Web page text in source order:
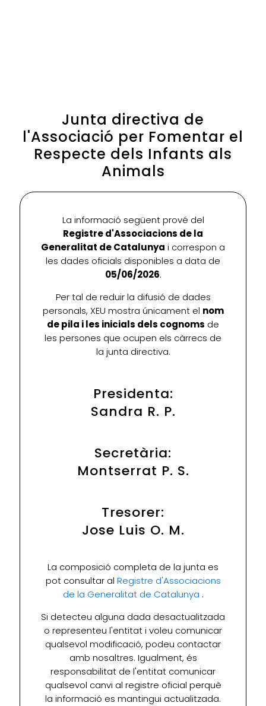
Junta directiva de
l'Associació per Fomentar el
Respecte dels Infants als
Animals
La informació següent prové del
Registre d'Associacions de la
Generalitat de Catalunya i correspon a
les dades oficials disponibles a data de
05/06/2026.
Per tal de reduir la difusió de dades
personals, XEU mostra únicament el nom
de pila i les inicials dels cognoms de
les persones que ocupen els càrrecs de
la junta directiva.
Presidenta:
Sandra R. P.
Secretària:
Montserrat P. S.
Tresorer:
Jose Luis O. M.
La composició completa de la junta es
pot consultar al Registre d'Associacions
de la Generalitat de Catalunya .
Si detecteu alguna dada desactualitzada
o representeu l'entitat i voleu comunicar
qualsevol modificació, podeu contactar
amb nosaltres. Igualment, és
responsabilitat de l'entitat comunicar
qualsevol canvi al registre oficial perquè
la informació es mantingui actualitzada.